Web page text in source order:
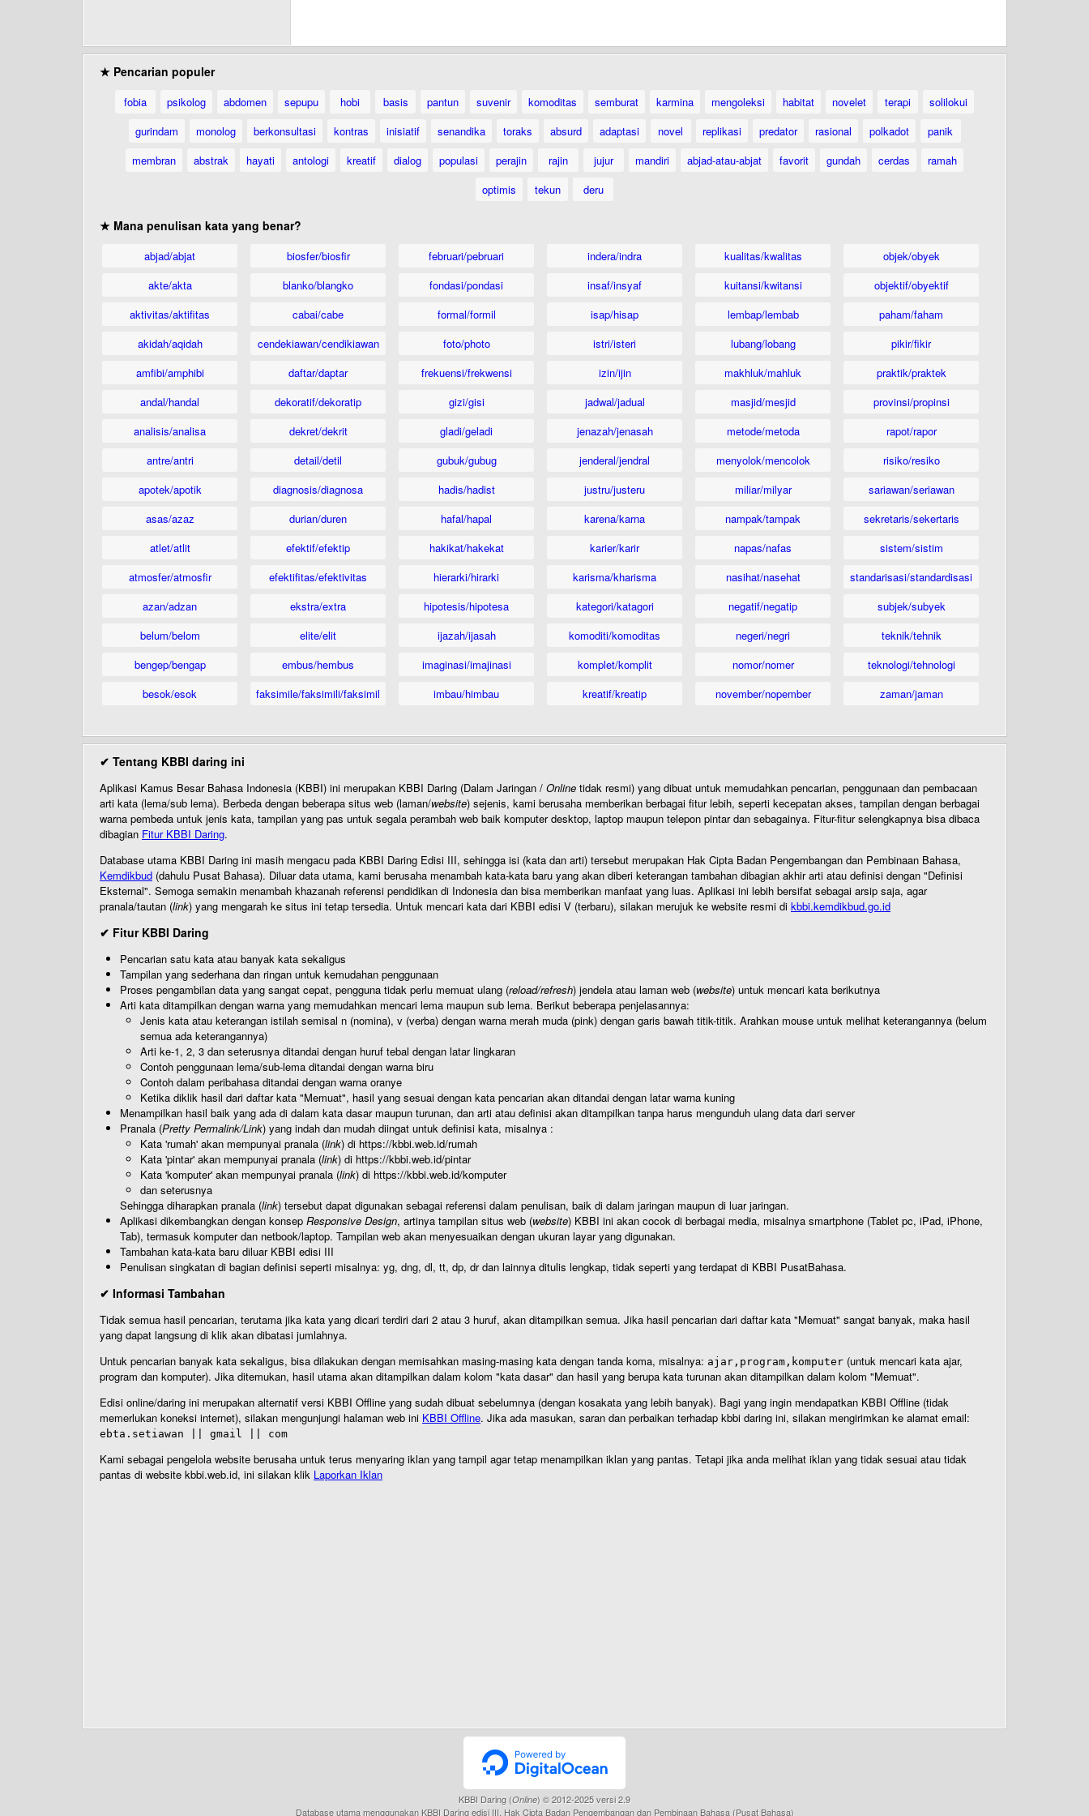
★ Pencarian populer
fobia psikolog abdomen sepupu hobi basis pantun suvenir komoditas semburat karmina mengoleksi habitat novelet terapi
solilokui
gurindam
monolog berkonsultasi kontras inisiatif senandika toraks absurd adaptasi novel replikasi predator rasional polkadot
panik
membran
abstrak hayati antologi kreatif dialog populasi perajin rajin jujur mandiri abjad-atau-abjat favorit gundah cerdas
ramah
optimis
tekun deru
★ Mana penulisan kata yang benar?
abjad/abjat
akte/akta
aktivitas/aktifitas
akidah/aqidah
amfibi/amphibi
andal/handal
analisis/analisa
antre/antri
apotek/apotik
asas/azaz
atlet/atlit
atmosfer/atmosfir
azan/adzan
belum/belom
bengep/bengap
besok/esok
biosfer/biosfir
blanko/blangko
cabai/cabe
cendekiawan/cendikiawan
daftar/daptar
dekoratif/dekoratip
dekret/dekrit
detail/detil
diagnosis/diagnosa
durian/duren
efektif/efektip
efektifitas/efektivitas
ekstra/extra
elite/elit
embus/hembus
faksimile/faksimili/faksimil
februari/pebruari
fondasi/pondasi
formal/formil
foto/photo
frekuensi/frekwensi
gizi/gisi
gladi/geladi
gubuk/gubug
hadis/hadist
hafal/hapal
hakikat/hakekat
hierarki/hirarki
hipotesis/hipotesa
ijazah/ijasah
imaginasi/imajinasi
imbau/himbau
indera/indra
insaf/insyaf
isap/hisap
istri/isteri
izin/ijin
jadwal/jadual
jenazah/jenasah
jenderal/jendral
justru/justeru
karena/karna
karier/karir
karisma/kharisma
kategori/katagori
komoditi/komoditas
komplet/komplit
kreatif/kreatip
kualitas/kwalitas
kuitansi/kwitansi
lembap/lembab
lubang/lobang
makhluk/mahluk
masjid/mesjid
metode/metoda
menyolok/mencolok
miliar/milyar
nampak/tampak
napas/nafas
nasihat/nasehat
negatif/negatip
negeri/negri
nomor/nomer
november/nopember
objek/obyek
objektif/obyektif
paham/faham
pikir/fikir
praktik/praktek
provinsi/propinsi
rapot/rapor
risiko/resiko
sariawan/seriawan
sekretaris/sekertaris
sistem/sistim
standarisasi/standardisasi
subjek/subyek
teknik/tehnik
teknologi/tehnologi
zaman/jaman
✔ Tentang KBBI daring ini
Aplikasi Kamus Besar Bahasa Indonesia (KBBI) ini merupakan KBBI Daring (Dalam Jaringan / Online tidak resmi) yang dibuat untuk memudahkan pencarian, penggunaan dan pembacaan
arti kata (lema/sub lema). Berbeda dengan beberapa situs web (laman/website) sejenis, kami berusaha memberikan berbagai fitur lebih, seperti kecepatan akses, tampilan dengan berbagai
warna pembeda untuk jenis kata, tampilan yang pas untuk segala perambah web baik komputer desktop, laptop maupun telepon pintar dan sebagainya. Fitur-fitur selengkapnya bisa dibaca
dibagian Fitur KBBI Daring.
Database utama KBBI Daring ini masih mengacu pada KBBI Daring Edisi III, sehingga isi (kata dan arti) tersebut merupakan Hak Cipta Badan Pengembangan dan Pembinaan Bahasa,
Kemdikbud (dahulu Pusat Bahasa). Diluar data utama, kami berusaha menambah kata-kata baru yang akan diberi keterangan tambahan dibagian akhir arti atau definisi dengan "Definisi
Eksternal". Semoga semakin menambah khazanah referensi pendidikan di Indonesia dan bisa memberikan manfaat yang luas. Aplikasi ini lebih bersifat sebagai arsip saja, agar
pranala/tautan (link) yang mengarah ke situs ini tetap tersedia. Untuk mencari kata dari KBBI edisi V (terbaru), silakan merujuk ke website resmi di kbbi.kemdikbud.go.id
✔ Fitur KBBI Daring
Pencarian satu kata atau banyak kata sekaligus
Tampilan yang sederhana dan ringan untuk kemudahan penggunaan
Proses pengambilan data yang sangat cepat, pengguna tidak perlu memuat ulang (reload/refresh) jendela atau laman web (website) untuk mencari kata berikutnya
Arti kata ditampilkan dengan warna yang memudahkan mencari lema maupun sub lema. Berikut beberapa penjelasannya:
Jenis kata atau keterangan istilah semisal n (nomina), v (verba) dengan warna merah muda (pink) dengan garis bawah titik-titik. Arahkan mouse untuk melihat keterangannya (belum
semua ada keterangannya)
Arti ke-1, 2, 3 dan seterusnya ditandai dengan huruf tebal dengan latar lingkaran
Contoh penggunaan lema/sub-lema ditandai dengan warna biru
Contoh dalam peribahasa ditandai dengan warna oranye
Ketika diklik hasil dari daftar kata "Memuat", hasil yang sesuai dengan kata pencarian akan ditandai dengan latar warna kuning
Menampilkan hasil baik yang ada di dalam kata dasar maupun turunan, dan arti atau definisi akan ditampilkan tanpa harus mengunduh ulang data dari server
Pranala (Pretty Permalink/Link) yang indah dan mudah diingat untuk definisi kata, misalnya :
Kata 'rumah' akan mempunyai pranala (link) di https://kbbi.web.id/rumah
Kata 'pintar' akan mempunyai pranala (link) di https://kbbi.web.id/pintar
Kata 'komputer' akan mempunyai pranala (link) di https://kbbi.web.id/komputer
dan seterusnya
Sehingga diharapkan pranala (link) tersebut dapat digunakan sebagai referensi dalam penulisan, baik di dalam jaringan maupun di luar jaringan.
Aplikasi dikembangkan dengan konsep Responsive Design, artinya tampilan situs web (website) KBBI ini akan cocok di berbagai media, misalnya smartphone (Tablet pc, iPad, iPhone,
Tab), termasuk komputer dan netbook/laptop. Tampilan web akan menyesuaikan dengan ukuran layar yang digunakan.
Tambahan kata-kata baru diluar KBBI edisi III
Penulisan singkatan di bagian definisi seperti misalnya: yg, dng, dl, tt, dp, dr dan lainnya ditulis lengkap, tidak seperti yang terdapat di KBBI PusatBahasa.
✔ Informasi Tambahan
Tidak semua hasil pencarian, terutama jika kata yang dicari terdiri dari 2 atau 3 huruf, akan ditampilkan semua. Jika hasil pencarian dari daftar kata "Memuat" sangat banyak, maka hasil
yang dapat langsung di klik akan dibatasi jumlahnya.
Untuk pencarian banyak kata sekaligus, bisa dilakukan dengan memisahkan masing-masing kata dengan tanda koma, misalnya: ajar,program,komputer (untuk mencari kata ajar,
program dan komputer). Jika ditemukan, hasil utama akan ditampilkan dalam kolom "kata dasar" dan hasil yang berupa kata turunan akan ditampilkan dalam kolom "Memuat".
Edisi online/daring ini merupakan alternatif versi KBBI Offline yang sudah dibuat sebelumnya (dengan kosakata yang lebih banyak). Bagi yang ingin mendapatkan KBBI Offline (tidak
memerlukan koneksi internet), silakan mengunjungi halaman web ini KBBI Offline. Jika ada masukan, saran dan perbaikan terhadap kbbi daring ini, silakan mengirimkan ke alamat email:
ebta.setiawan || gmail || com
Kami sebagai pengelola website berusaha untuk terus menyaring iklan yang tampil agar tetap menampilkan iklan yang pantas. Tetapi jika anda melihat iklan yang tidak sesuai atau tidak
pantas di website kbbi.web.id, ini silakan klik Laporkan Iklan
KBBI Daring (Online) © 2012-2025 versi 2.9
Database utama menggunakan KBBI Daring edisi III, Hak Cipta Badan Pengembangan dan Pembinaan Bahasa (Pusat Bahasa)